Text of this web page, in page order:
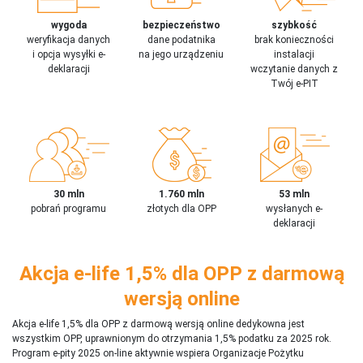
wygoda
weryfikacja danych
i opcja wysyłki e-
deklaracji
bezpieczeństwo
dane podatnika
na jego urządzeniu
szybkość
brak konieczności
instalacji
wczytanie danych z
Twój e-PIT
30 mln
pobrań programu
1.760 mln
złotych dla OPP
53 mln
wysłanych e-
deklaracji
Akcja e-life 1,5% dla OPP z darmową
wersją online
Akcja e-life 1,5% dla OPP z darmową wersją online dedykowna jest
wszystkim OPP, uprawnionym do otrzymania 1,5% podatku za 2025 rok.
Program e-pity 2025 on-line aktywnie wspiera Organizacje Pożytku